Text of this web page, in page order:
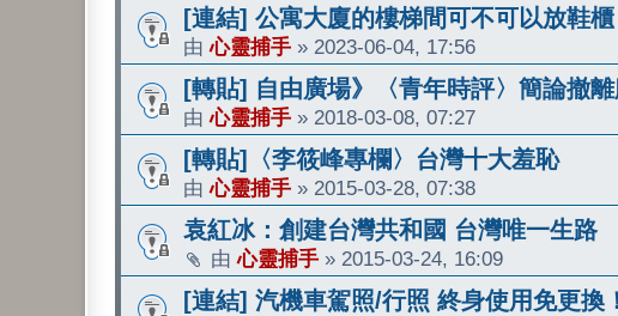
[連結] 公寓大廈的樓梯間可不可以放鞋櫃
由心靈捕手 » 2023-06-04, 17:56
[轉貼] 自由廣場》〈青年時評〉簡論撤
由心靈捕手 » 2018-03-08, 07:27
[轉貼]〈李筱峰專欄〉台灣十大羞恥
由心靈捕手 » 2015-03-28, 07:38
袁紅冰：創建台灣共和國 台灣唯一生路
由心靈捕手 » 2015-03-24, 16:09
[連結] 汽機車駕照/行照 終身使用免更換